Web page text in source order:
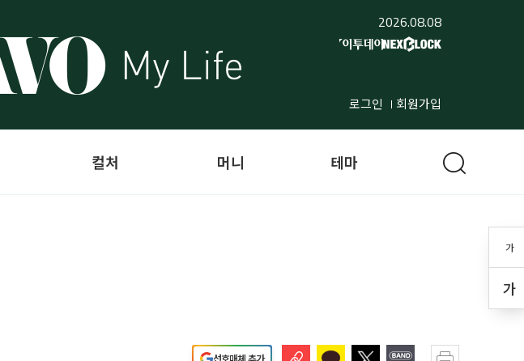
2026.08.08
로그인 회원가입
가
가
컬처 머니 테마